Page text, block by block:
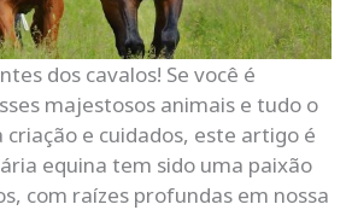
dos cavalos! Se você é
majestosos animais e tudo o
criação e cuidados, este artigo é
equina tem sido uma paixão
com raízes profundas em nossa